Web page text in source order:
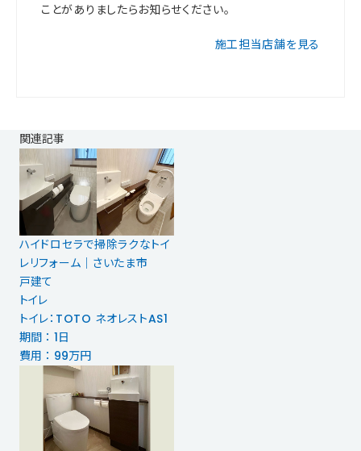
ことがありましたらお知らせください。
施工担当店舗を見る
関連記事
ハイドロセラで掃除ラクなトイ
レリフォーム｜さいたま市
戸建て
トイレ
トイレ：TOTO ネオレストAS1
期間 ： 1日
費用 ： 99万円